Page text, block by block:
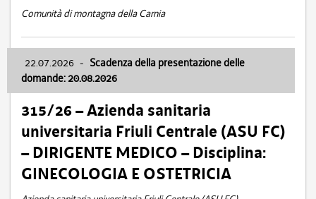
Comunità di montagna della Carnia
22.07.2026 - Scadenza della presentazione delle
domande: 20.08.2026
315/26 – Azienda sanitaria
universitaria Friuli Centrale (ASU FC)
– DIRIGENTE MEDICO – Disciplina:
GINECOLOGIA E OSTETRICIA